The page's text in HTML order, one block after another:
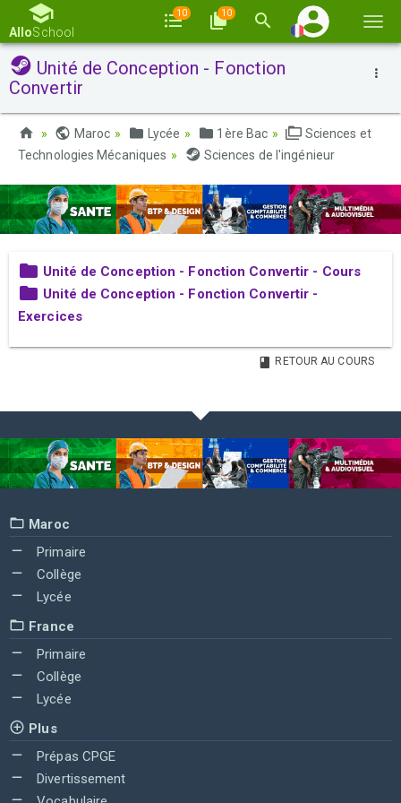
la
AlloSchool
10 10
Unité de Conception - Fonction
Convertir
Maroc Lycée 1ère Bac
Sciences et
Technologies Mécaniques
Sciences de l'ingénieur
Unité de Conception - Fonction Convertir - Cours
Unité de Conception - Fonction Convertir -
Exercices
RETOUR AU COURS
Maroc
Primaire
Collège
Lycée
France
Primaire
Collège
Lycée
Plus
Prépas CPGE
Divertissement